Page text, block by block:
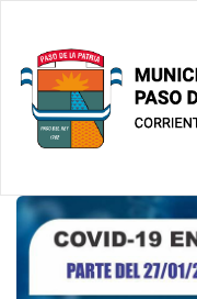
contenido
principal
Municipalidad
de Paso De
La Patria
Contenido
principal